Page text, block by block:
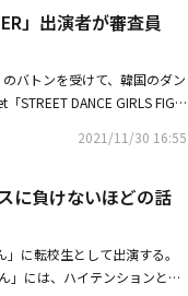
ート☆■関連リンクMnet公式
STREET WOMAN FIGHTE
ターテインメントと専属契
ーテインメントです。所属ア
定を受けました。ガガは3
2人のアーティストはいずれ
定されているすべてのスケジ
」出演者が審査員
のバトンを受けて、韓国のダン
STREET DANCE GIRLS FIGH
、ヒョジンチョイ（WAN
DANCE GIRLS FIGH
で、制作とダンサー募集のお
とZ世代を合わせた言葉）か
デューサーは「『STREET D
だが、アイドルを抜擢するオ
2021/11/30 16:55
に負けないほどの話
」に転校生として出演する。
」には、ハイテンションと情